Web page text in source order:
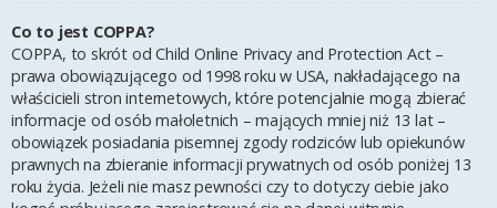
Co to jest COPPA?
COPPA, to skrót od Child Online Privacy and Protection Act –
prawa obowiązującego od 1998 roku w USA, nakładającego na
właścicieli stron internetowych, które potencjalnie mogą zbierać
informacje od osób małoletnich – mających mniej niż 13 lat –
obowiązek posiadania pisemnej zgody rodziców lub opiekunów
prawnych na zbieranie informacji prywatnych od osób poniżej 13
roku życia. Jeżeli nie masz pewności czy to dotyczy ciebie jako